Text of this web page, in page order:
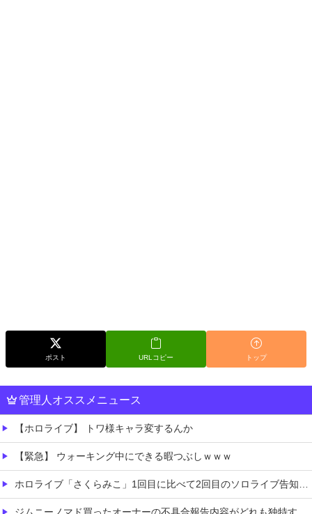
ポスト URLコピー トップ
管理人オススメニュース
【ホロライブ】 トワ様キャラ変するんか
【緊急】 ウォーキング中にできる暇つぶしｗｗｗ
ホロライブ「さくらみこ」1回目に比べて2回目のソロライブ告知「咲き乱れみこち」いいね数が減っていると野うさぎ余計なお世話で心配する画像あり